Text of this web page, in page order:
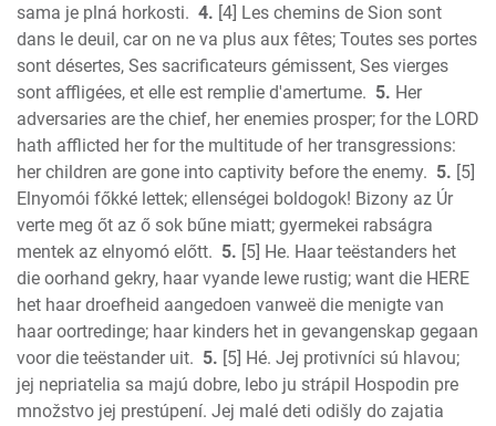
3 John
Jude
Revelation
sama je plná horkosti. 4. [4] Les chemins de Sion sont
dans le deuil, car on ne va plus aux fêtes; Toutes ses portes
sont désertes, Ses sacrificateurs gémissent, Ses vierges
sont affligées, et elle est remplie d'amertume. 5. Her
adversaries are the chief, her enemies prosper; for the LORD
hath afflicted her for the multitude of her transgressions:
her children are gone into captivity before the enemy. 5. [5]
Elnyomói főkké lettek; ellenségei boldogok! Bizony az Úr
verte meg őt az ő sok bűne miatt; gyermekei rabságra
mentek az elnyomó előtt. 5. [5] He. Haar teëstanders het
die oorhand gekry, haar vyande lewe rustig; want die HERE
het haar droefheid aangedoen vanweë die menigte van
haar oortredinge; haar kinders het in gevangenskap gegaan
voor die teëstander uit. 5. [5] Hé. Jej protivníci sú hlavou;
jej nepriatelia sa majú dobre, lebo ju strápil Hospodin pre
množstvo jej prestúpení. Jej malé deti odišly do zajatia